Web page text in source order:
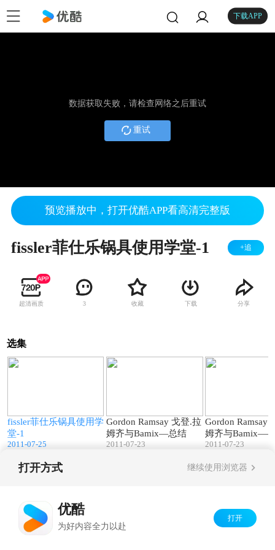
下载APP
数据获取失败，请检查网络之后重试
重试
预览播放中，打开优酷APP看高清完整版
fissler菲仕乐锅具使用学堂-1 +追
超清画质 3 收藏 下载 分享
选集
fissler菲仕乐锅具使用学
堂-1
2011-07-25
Gordon Ramsay 戈登.拉
姆齐与Bamix—总结
2011-07-23
Gordon Ramsay
姆齐与
2011-07-23
打开方式 继续使用浏览器
优酷
为好内容全力以赴
打开